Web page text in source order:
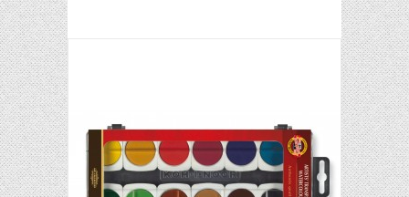
Į KREPŠELĮ